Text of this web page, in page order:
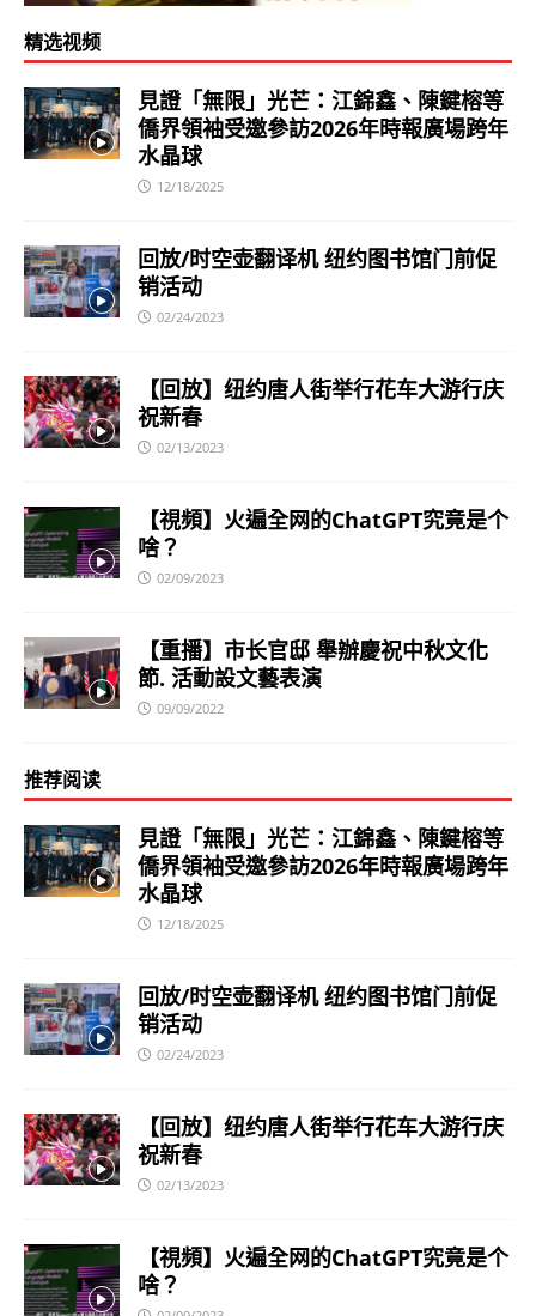
精选视频
見證「無限」光芒：江錦鑫、陳鍵榕等
僑界領袖受邀參訪2026年時報廣場跨年
水晶球
12/18/2025
回放/时空壶翻译机 纽约图书馆门前促
销活动
02/24/2023
【回放】纽约唐人街举行花车大游行庆
祝新春
02/13/2023
【視頻】火遍全网的ChatGPT究竟是个
啥？
02/09/2023
【重播】市长官邸 舉辦慶祝中秋文化
節. 活動設文藝表演
09/09/2022
推荐阅读
見證「無限」光芒：江錦鑫、陳鍵榕等
僑界領袖受邀參訪2026年時報廣場跨年
水晶球
12/18/2025
回放/时空壶翻译机 纽约图书馆门前促
销活动
02/24/2023
【回放】纽约唐人街举行花车大游行庆
祝新春
02/13/2023
【視頻】火遍全网的ChatGPT究竟是个
啥？